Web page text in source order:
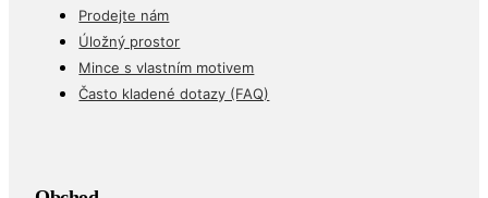
Prodejte nám
Úložný prostor
Mince s vlastním motivem
Často kladené dotazy (FAQ)